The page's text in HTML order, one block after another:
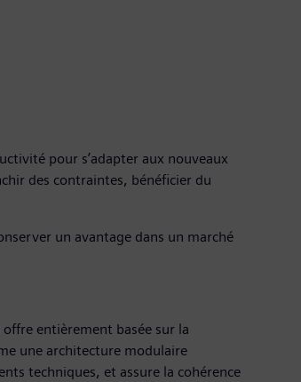
pour s’adapter aux nouveaux
des contraintes, bénéficier du
un avantage dans un marché
entièrement basée sur la
une architecture modulaire
techniques, et assure la cohérence